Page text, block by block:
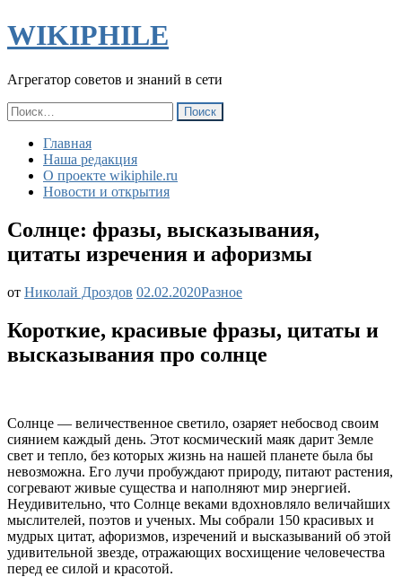
WIKIPHILE
Агрегатор советов и знаний в сети
Найти:
Главная
Наша редакция
О проекте wikiphile.ru
Новости и открытия
Солнце: фразы, высказывания,
цитаты изречения и афоризмы
от Николай Дроздов 02.02.2020Солнце:
высказывания,
цитаты
изречения
Разное
Короткие, красивые фразы, цитаты и
высказывания про солнце
Солнце — величественное светило, озаряет небосвод своим
сиянием каждый день. Этот космический маяк дарит Земле
свет и тепло, без которых жизнь на нашей планете была бы
невозможна. Его лучи пробуждают природу, питают растения,
согревают живые существа и наполняют мир энергией.
Неудивительно, что Солнце веками вдохновляло величайших
мыслителей, поэтов и ученых. Мы собрали 150 красивых и
мудрых цитат, афоризмов, изречений и высказываний об этой
удивительной звезде, отражающих восхищение человечества
перед ее силой и красотой.